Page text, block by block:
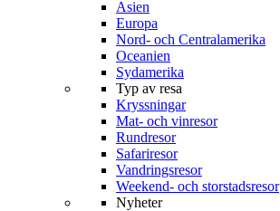
Asien
Europa
Nord- och Centralamerika
Oceanien
Sydamerika
Typ av resa
Kryssningar
Mat- och vinresor
Rundresor
Safariresor
Vandringsresor
Weekend- och storstadsresor
Nyheter